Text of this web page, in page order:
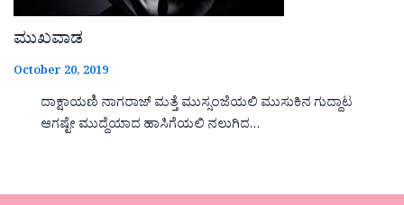
ಮುಖವಾಡ
October 20, 2019
ದಾಕ್ಷಾಯಣಿ ನಾಗರಾಜ್ ಮತ್ತೆ ಮುಸ್ಸಂಜೆಯಲಿ ಮುಸುಕಿನ ಗುದ್ದಾಟ
ಆಗಷ್ಟೇ ಮುದ್ದೆಯಾದ ಹಾಸಿಗೆಯಲಿ ನಲುಗಿದ…